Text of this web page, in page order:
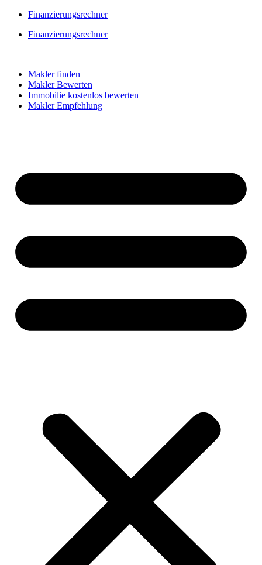
Skip
content
Finanzierungsrechner
Finanzierungsrechner
Makler finden
Makler Bewerten
Immobilie kostenlos bewerten
Makler Empfehlung